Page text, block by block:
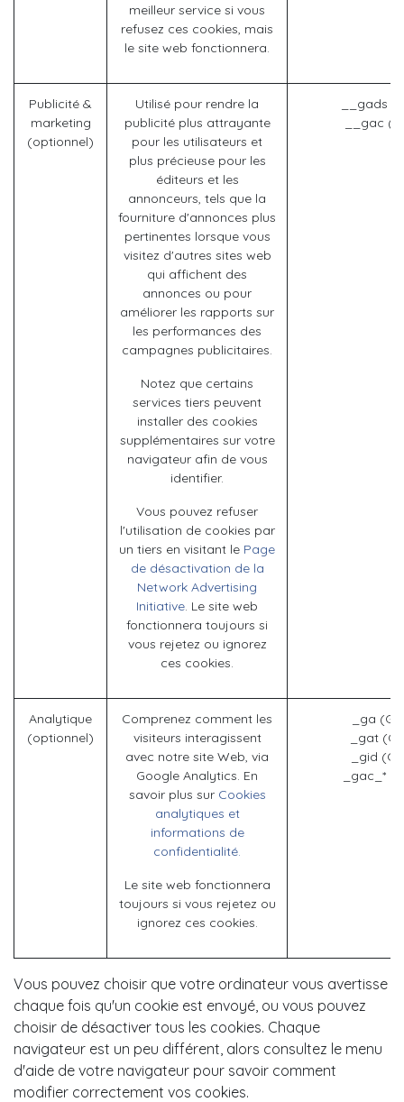
meilleur service si vous
refusez ces cookies, mais
le site web fonctionnera.
Publicité &
marketing
(optionnel)
Utilisé pour rendre la
publicité plus attrayante
pour les utilisateurs et
plus précieuse pour les
éditeurs et les
annonceurs, tels que la
fourniture d'annonces plus
pertinentes lorsque vous
visitez d'autres sites web
qui affichent des
annonces ou pour
améliorer les rapports sur
les performances des
campagnes publicitaires.
Notez que certains
services tiers peuvent
installer des cookies
supplémentaires sur votre
navigateur afin de vous
identifier.
Vous pouvez refuser
l'utilisation de cookies par
un tiers en visitant le Page
de désactivation de la
Network Advertising
Initiative. Le site web
fonctionnera toujours si
vous rejetez ou ignorez
ces cookies.
__gads
__gac
Analytique
(optionnel)
Comprenez comment les
visiteurs interagissent
avec notre site Web, via
Google Analytics. En
savoir plus sur Cookies
analytiques et
informations de
confidentialité.
Le site web fonctionnera
toujours si vous rejetez ou
ignorez ces cookies.
_ga
_gat
_gid
_gac_*
Vous pouvez choisir que votre ordinateur vous avertisse
chaque fois qu'un cookie est envoyé, ou vous pouvez
choisir de désactiver tous les cookies. Chaque
navigateur est un peu différent, alors consultez le menu
d'aide de votre navigateur pour savoir comment
modifier correctement vos cookies.